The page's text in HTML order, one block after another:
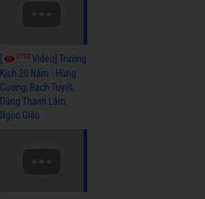
2703Video] Trường
Kịch 20 Năm - Hùng
Cường, Bạch Tuyết,
Dũng Thanh Lâm,
Ngọc Giàu